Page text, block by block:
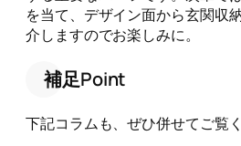
を当て、デザイン面から玄関収
介しますのでお楽しみに。
補足Point
下記コラムも、ぜひ併せてご覧く